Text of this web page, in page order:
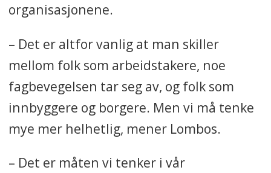
organisasjonene.
– Det er altfor vanlig at man skiller
mellom folk som arbeidstakere, noe
fagbevegelsen tar seg av, og folk som
innbyggere og borgere. Men vi må tenke
mye mer helhetlig, mener Lombos.
– Det er måten vi tenker i vår